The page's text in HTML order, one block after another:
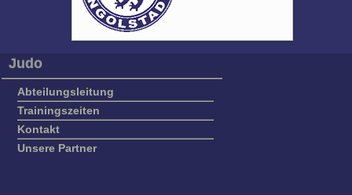
Judo
Abteilungsleitung
Trainingszeiten
Kontakt
Unsere Partner